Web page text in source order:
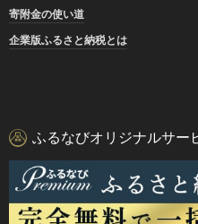
寄附金の使い道
企業版ふるさと納税とは
ふるなびオリジナルサー